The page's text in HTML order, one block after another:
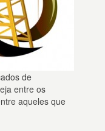
de
entre os
aqueles que